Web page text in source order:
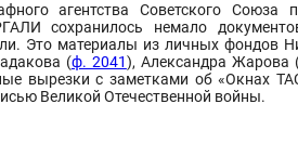
агентства Советского
сохранилось немало
Это материалы из личных фондов
(ф. 2041), Александра Жарова
вырезки с заметками об «Окнах
Великой Отечественной войны.